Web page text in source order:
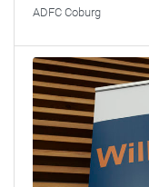
ADFC Coburg